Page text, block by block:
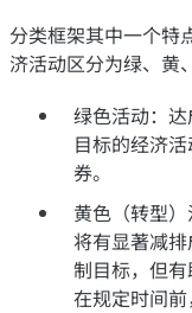
分类框架其中一个特
济活动区分为绿、黄
绿色活动：
目标的经济
券。
黄色（转型
将有显著减
制目标，但
在规定时间前